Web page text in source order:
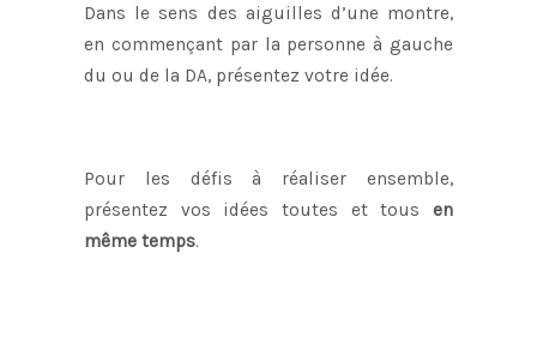
Dans le sens des aiguilles d’une montre,
en commençant par la personne à gauche
du ou de la DA, présentez votre idée.
Pour les défis à réaliser ensemble,
présentez vos idées toutes et tous en
même temps.